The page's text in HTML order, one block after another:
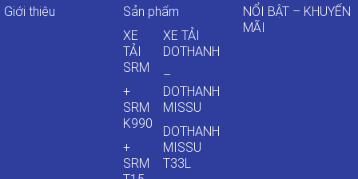
Giới thiệu
Sản phẩm
XE
TẢI
SRM
+
SRM
K990
+
SRM
XE TẢI
DOTHANH
–
DOTHANH
MISSU
DOTHANH
MISSU
T33L
NỔI BẬT – KHUYẾN
MÃI